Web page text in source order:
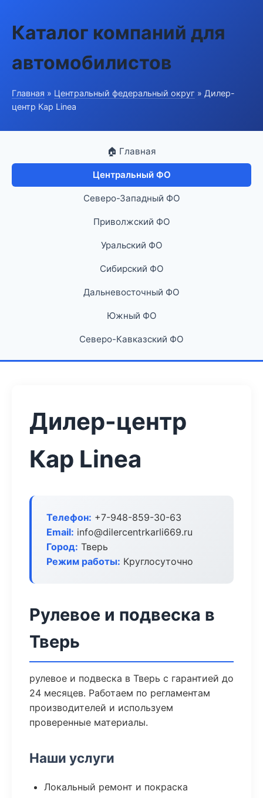
Каталог компаний для
автомобилистов
Главная » Центральный федеральный округ » Дилер-
центр Кар Linea
🏠 Главная
Центральный ФО
Северо-Западный ФО
Приволжский ФО
Уральский ФО
Сибирский ФО
Дальневосточный ФО
Южный ФО
Северо-Кавказский ФО
Дилер-центр
Кар Linea
Телефон: +7-948-859-30-63
Email: info@dilercentrkarli669.ru
Город: Тверь
Режим работы: Круглосуточно
Рулевое и подвеска в
Тверь
рулевое и подвеска в Тверь с гарантией до
24 месяцев. Работаем по регламентам
производителей и используем
проверенные материалы.
Наши услуги
Локальный ремонт и покраска